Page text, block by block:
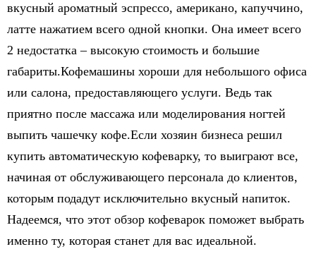
вкусный ароматный эспрессо, американо, капуччино,
латте нажатием всего одной кнопки. Она имеет всего
2 недостатка – высокую стоимость и большие
габариты.Кофемашины хороши для небольшого офиса
или салона, предоставляющего услуги. Ведь так
приятно после массажа или моделирования ногтей
выпить чашечку кофе.Если хозяин бизнеса решил
купить автоматическую кофеварку, то выиграют все,
начиная от обслуживающего персонала до клиентов,
которым подадут исключительно вкусный напиток.
Надеемся, что этот обзор кофеварок поможет выбрать
именно ту, которая станет для вас идеальной.